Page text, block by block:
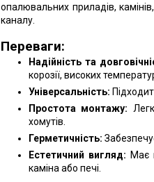
опалювальних приладів,
каналу.
Переваги:
Надійність та
корозії, високих
Універсальність:
Простота монтажу:
хомутів.
Герметичність:
Естетичний вигляд: Має
каміна або печі.